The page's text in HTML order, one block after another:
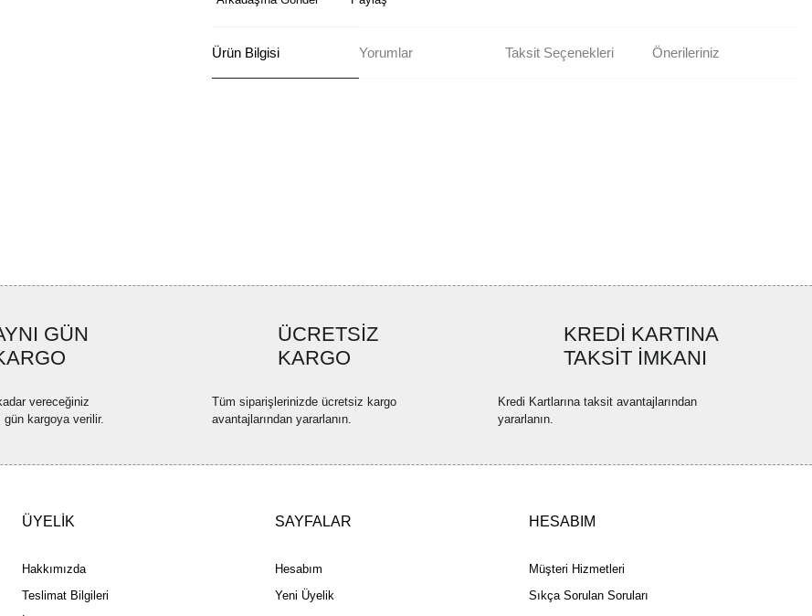
Ürün Bilgisi Yorumlar Taksit Seçenekleri Önerileriniz
Ürün fiyatı diğer sitelerden daha pahalı.
GÜN
vereceğiniz
gün kargoya verilir.
ÜCRETSİZ
KARGO
Tüm siparişlerinizde ücretsiz kargo
avantajlarından yararlanın.
KREDİ KARTINA
TAKSİT İMKANI
Kredi Kartlarına taksit avantajlarından
yararlanın.
ÜYELİK
Hakkımızda
Teslimat Bilgileri
SAYFALAR
Hesabım
Yeni Üyelik
HESABIM
Müşteri Hizmetleri
Sıkça Sorulan Soruları